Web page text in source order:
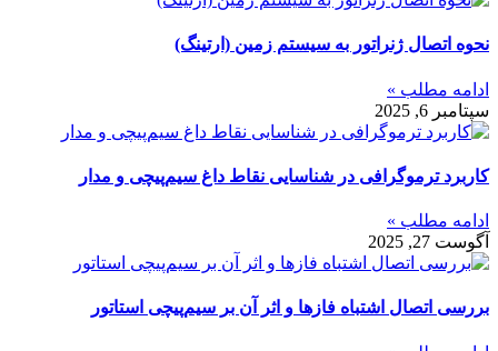
نحوه اتصال ژنراتور به سیستم زمین (ارتینگ)
ادامه مطلب »
سپتامبر 6, 2025
کاربرد ترموگرافی در شناسایی نقاط داغ سیم‌پیچی و مدار
ادامه مطلب »
آگوست 27, 2025
بررسی اتصال اشتباه فازها و اثر آن بر سیم‌پیچی استاتور